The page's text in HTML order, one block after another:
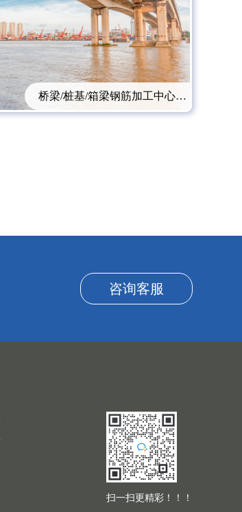
桥梁/桩基/箱梁钢筋加工中心配备方案
咨询客服
扫一扫更精彩！！！